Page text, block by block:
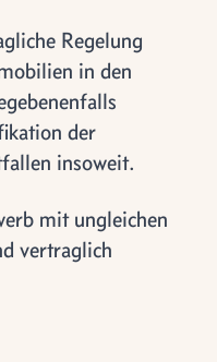
Regelung
in den
der
insoweit.
mit ungleichen
vertraglich